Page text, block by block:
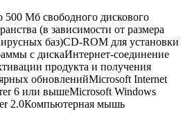
500 Мб свободного дискового
(в зависимости от размера
баз)CD-ROM для установки
с дискаИнтернет-соединение
продукта и получения
обновленийMicrosoft Internet
6 или вышеMicrosoft Windows
2.0Компьютерная мышь